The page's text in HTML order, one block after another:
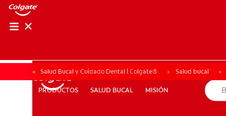
PRODUCTOS SALUD BUCAL MISIÓN
PRODUCTOS SALUD BUCAL MISIÓN
CHEQUEO DE
Salud Bucal y Cuidado Dental | Colgate® Salud bucal